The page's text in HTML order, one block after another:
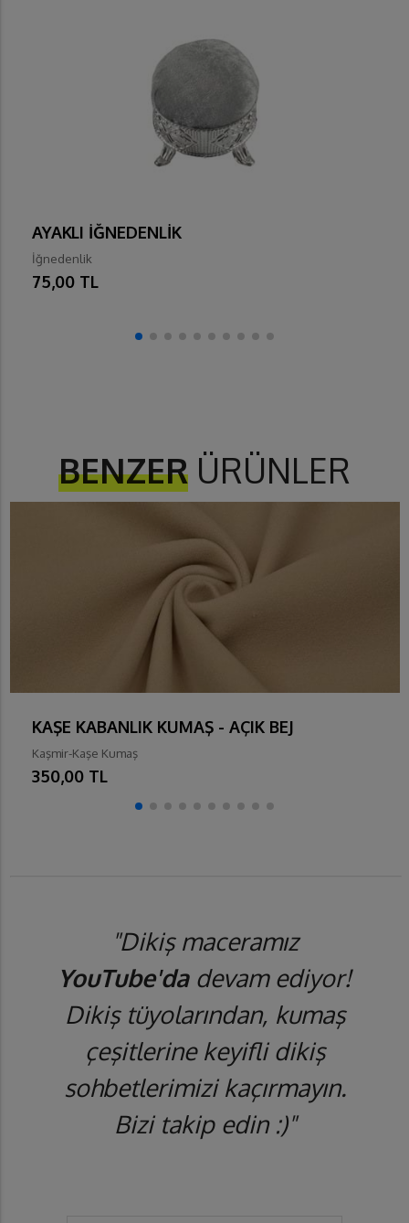
AYAKLI İĞNEDENLİK
İğnedenlik
75,00 TL
BENZER ÜRÜNLER
KAŞE KABANLIK KUMAŞ - AÇIK BEJ
Kaşmir-Kaşe Kumaş
350,00 TL
"Dikiş maceramız
YouTube'dadevam ediyor!
Dikiş tüyolarından, kumaş
çeşitlerine keyifli dikiş
sohbetlerimizi kaçırmayın.
Bizi takip edin :)"